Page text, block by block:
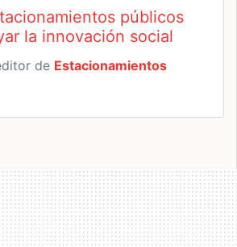
públicos
la innovación social
de Estacionamientos